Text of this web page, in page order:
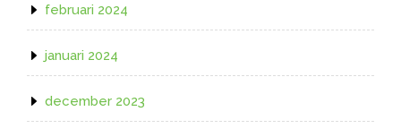
februari 2024
januari 2024
december 2023